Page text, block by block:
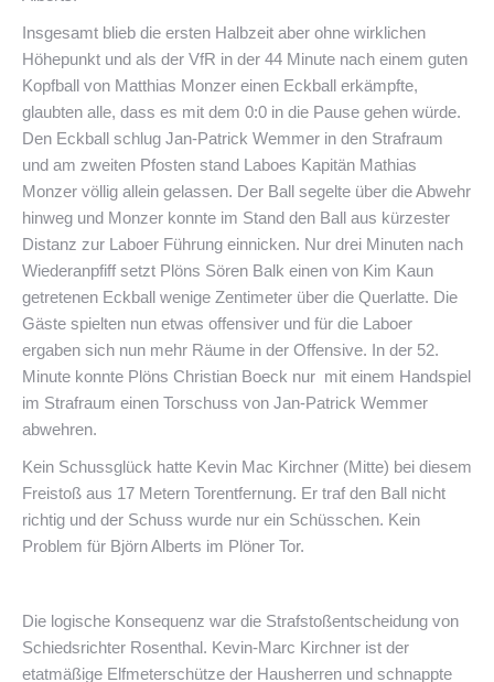
Insgesamt blieb die ersten Halbzeit aber ohne wirklichen
Höhepunkt und als der VfR in der 44 Minute nach einem guten
Kopfball von Matthias Monzer einen Eckball erkämpfte,
glaubten alle, dass es mit dem 0:0 in die Pause gehen würde.
Den Eckball schlug Jan-Patrick Wemmer in den Strafraum
und am zweiten Pfosten stand Laboes Kapitän Mathias
Monzer völlig allein gelassen. Der Ball segelte über die Abwehr
hinweg und Monzer konnte im Stand den Ball aus kürzester
Distanz zur Laboer Führung einnicken. Nur drei Minuten nach
Wiederanpfiff setzt Plöns Sören Balk einen von Kim Kaun
getretenen Eckball wenige Zentimeter über die Querlatte. Die
Gäste spielten nun etwas offensiver und für die Laboer
ergaben sich nun mehr Räume in der Offensive. In der 52.
Minute konnte Plöns Christian Boeck nur mit einem Handspiel
im Strafraum einen Torschuss von Jan-Patrick Wemmer
abwehren.
Kein Schussglück hatte Kevin Mac Kirchner (Mitte) bei diesem
Freistoß aus 17 Metern Torentfernung. Er traf den Ball nicht
richtig und der Schuss wurde nur ein Schüsschen. Kein
Problem für Björn Alberts im Plöner Tor.
Die logische Konsequenz war die Strafstoßentscheidung von
Schiedsrichter Rosenthal. Kevin-Marc Kirchner ist der
etatmäßige Elfmeterschütze der Hausherren und schnappte